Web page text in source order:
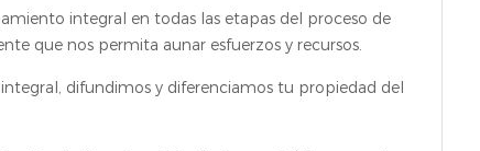
integral en todas las etapas del proceso de
que nos permita aunar esfuerzos y recursos.
difundimos y diferenciamos tu propiedad del